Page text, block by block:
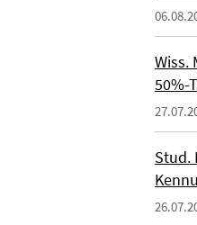
Wiss.
50%-
Stud.